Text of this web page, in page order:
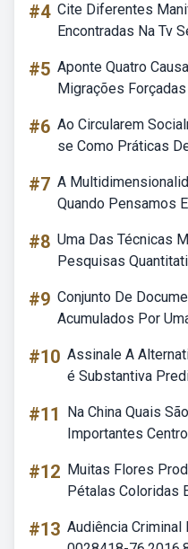
#4 Cite Diferentes
Encontradas Na Tv
#5 Aponte Quatro
Migrações
#6 Ao Circularem
se Como Práticas
#7 A
Quando Pensamos
#8 Uma Das Técnicas
Pesquisas
#9 Conjunto De
Acumulados Por
#10 Assinale A
é Substantiva
#11
Na China Quais
Importantes
#12 Muitas Flores
Pétalas Coloridas
#13 Audiência